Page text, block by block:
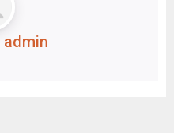
admin